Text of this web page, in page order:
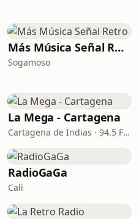
Más Música Señal Retro
Sogamoso
La Mega - Cartagena
Cartagena de Indias · 94.5 FM
RadioGaGa
Cali